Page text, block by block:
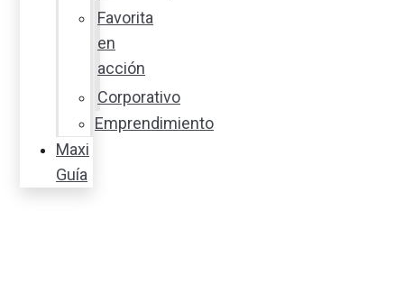
Favorita
en
acción
Corporativo
Emprendimiento
Maxi
Guía